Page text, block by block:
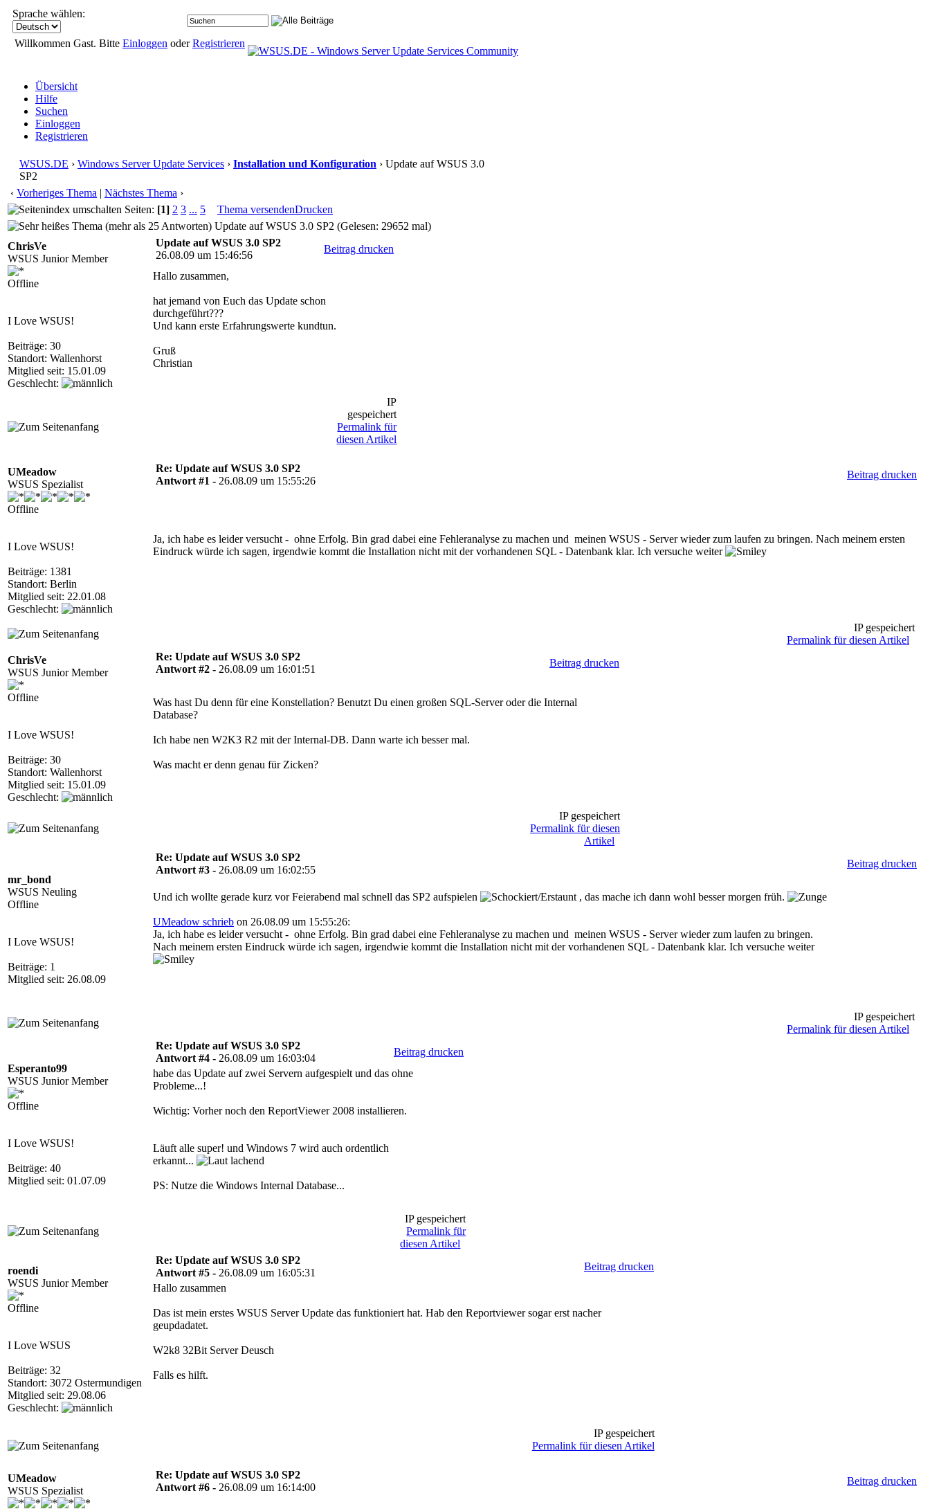
Sprache wählen:
Willkommen Gast. Bitte Einloggen oderRegistrieren
Übersicht
Hilfe
Suchen
Einloggen
Registrieren
WSUS.DE › Windows Server Update Services › Installation und Konfiguration › Update auf WSUS 3.0
SP2
‹ Vorheriges Thema | Nächstes Thema ›
Seiten: [1] 2 3 ... 5 Thema versendenDrucken
Update auf WSUS 3.0 SP2 (Gelesen: 29652 mal)
ChrisVe
WSUS Junior Member
Offline
I Love WSUS!
Beiträge: 30
Standort: Wallenhorst
Mitglied seit: 15.01.09
Geschlecht:
Update auf WSUS 3.0 SP2
26.08.09 um 15:46:56
Beitrag drucken
Hallo zusammen,
hat jemand von Euch das Update schon
durchgeführt???
Und kann erste Erfahrungswerte kundtun.
Gruß
Christian
IP
gespeichert
Permalink für
diesen Artikel
UMeadow
WSUS Spezialist
Offline
I Love WSUS!
Beiträge: 1381
Standort: Berlin
Mitglied seit: 22.01.08
Geschlecht:
Re: Update auf WSUS 3.0 SP2
Antwort #1 - 26.08.09 um 15:55:26
Beitrag drucken
Ja, ich habe es leider versucht - ohne Erfolg. Bin grad dabei eine Fehleranalyse zu machen und meinen WSUS - Server wieder zum laufen zu bringen. Nach meinem ersten
Eindruck würde ich sagen, irgendwie kommt die Installation nicht mit der vorhandenen SQL - Datenbank klar. Ich versuche weiter
IP gespeichert
Permalink für diesen Artikel
ChrisVe
WSUS Junior Member
Offline
I Love WSUS!
Beiträge: 30
Standort: Wallenhorst
Mitglied seit: 15.01.09
Geschlecht:
Re: Update auf WSUS 3.0 SP2
Antwort #2 - 26.08.09 um 16:01:51
Beitrag drucken
Was hast Du denn für eine Konstellation? Benutzt Du einen großen SQL-Server oder die Internal
Database?
Ich habe nen W2K3 R2 mit der Internal-DB. Dann warte ich besser mal.
Was macht er denn genau für Zicken?
IP gespeichert
Permalink für diesen
Artikel
mr_bond
WSUS Neuling
Offline
I Love WSUS!
Beiträge: 1
Mitglied seit: 26.08.09
Re: Update auf WSUS 3.0 SP2
Antwort #3 - 26.08.09 um 16:02:55
Beitrag drucken
Und ich wollte gerade kurz vor Feierabend mal schnell das SP2 aufspielen , das mache ich dann wohl besser morgen früh.
UMeadow schrieb on 26.08.09 um 15:55:26:
Ja, ich habe es leider versucht - ohne Erfolg. Bin grad dabei eine Fehleranalyse zu machen und meinen WSUS - Server wieder zum laufen zu bringen.
Nach meinem ersten Eindruck würde ich sagen, irgendwie kommt die Installation nicht mit der vorhandenen SQL - Datenbank klar. Ich versuche weiter
IP gespeichert
Permalink für diesen Artikel
Esperanto99
WSUS Junior Member
Offline
I Love WSUS!
Beiträge: 40
Mitglied seit: 01.07.09
Re: Update auf WSUS 3.0 SP2
Antwort #4 - 26.08.09 um 16:03:04
Beitrag drucken
habe das Update auf zwei Servern aufgespielt und das ohne
Probleme...!
Wichtig: Vorher noch den ReportViewer 2008 installieren.
Läuft alle super! und Windows 7 wird auch ordentlich
erkannt...
PS: Nutze die Windows Internal Database...
IP gespeichert
Permalink für
diesen Artikel
roendi
WSUS Junior Member
Offline
I Love WSUS
Beiträge: 32
Standort: 3072 Ostermundigen
Mitglied seit: 29.08.06
Geschlecht:
Re: Update auf WSUS 3.0 SP2
Antwort #5 - 26.08.09 um 16:05:31
Beitrag drucken
Hallo zusammen
Das ist mein erstes WSUS Server Update das funktioniert hat. Hab den Reportviewer sogar erst nacher
geupdadatet.
W2k8 32Bit Server Deusch
Falls es hilft.
IP gespeichert
Permalink für diesen Artikel
UMeadow
WSUS Spezialist
Re: Update auf WSUS 3.0 SP2
Antwort #6 - 26.08.09 um 16:14:00
Beitrag drucken